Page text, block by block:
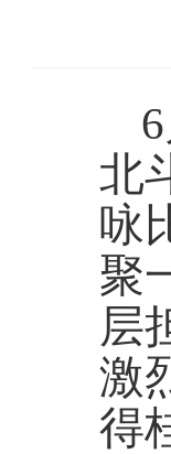
北
咏
聚
层
激
得